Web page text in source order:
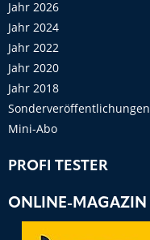
Jahr 2026
Jahr 2024
Jahr 2022
Jahr 2020
Jahr 2018
Sonderveröffentlichungen
Mini-Abo
PROFI TESTER
ONLINE-MAGAZIN